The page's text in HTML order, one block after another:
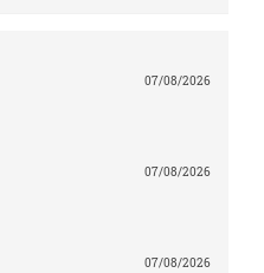
07/08/2026
07/08/2026
07/08/2026